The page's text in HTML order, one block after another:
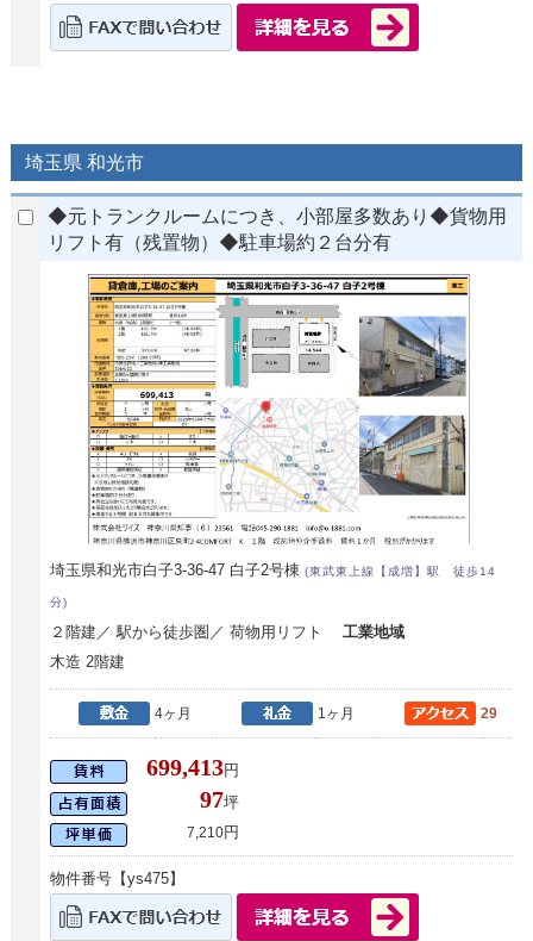
埼玉県 和光市
◆元トランクルームにつき、小部屋多数あり◆貨物用
リフト有（残置物）◆駐車場約２台分有
埼玉県和光市白子3-36-47 白子2号棟(東武東上線【成増】駅 徒歩14
分)
２階建／ 駅から徒歩圏／ 荷物用リフト工業地域
木造 2階建
4ヶ月 1ヶ月 29
699,413円
97坪
7,210円
物件番号【ys475】